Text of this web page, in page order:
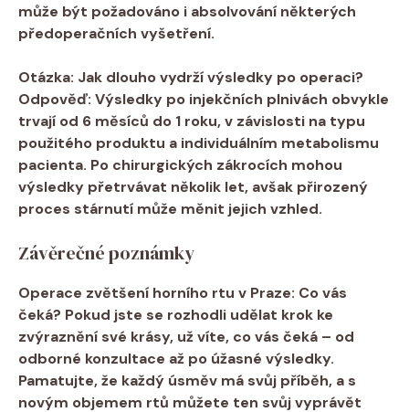
může být požadováno i absolvování některých
předoperačních vyšetření.
Otázka: Jak dlouho vydrží výsledky po operaci?
Odpověď: Výsledky po injekčních plnivách obvykle
trvají od 6 měsíců do 1 roku, v závislosti na typu
použitého produktu a individuálním metabolismu
pacienta. Po chirurgických zákrocích mohou
výsledky přetrvávat několik let, avšak přirozený
proces stárnutí může měnit jejich vzhled.
Závěrečné poznámky
Operace zvětšení horního rtu v Praze: Co vás
čeká? Pokud jste se rozhodli udělat krok ke
zvýraznění své krásy, už víte, co vás čeká – od
odborné konzultace až po úžasné výsledky.
Pamatujte, že každý úsměv má svůj příběh, a s
novým objemem rtů můžete ten svůj vyprávět